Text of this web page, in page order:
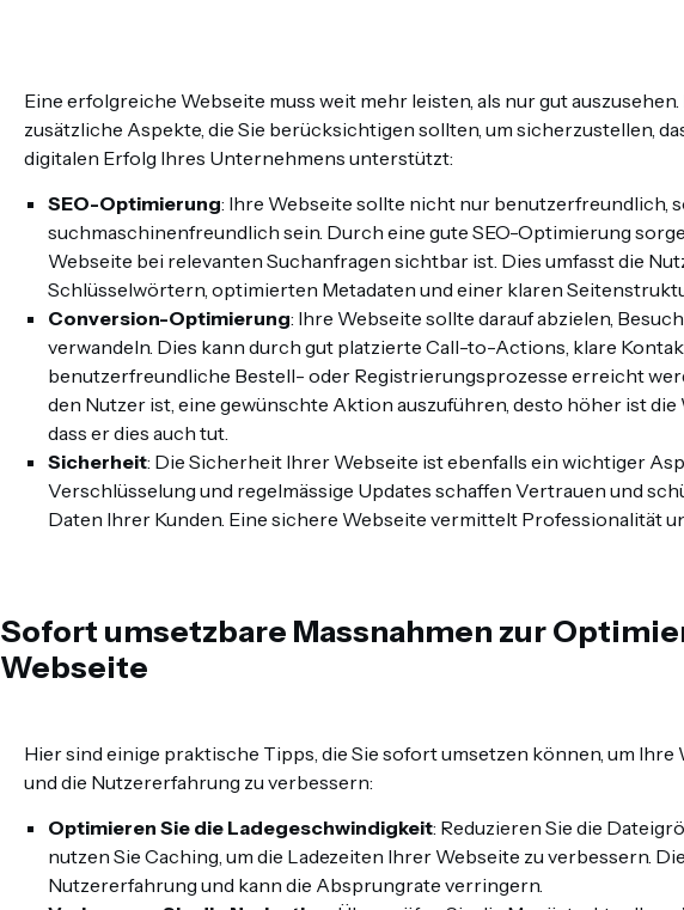
Eine erfolgreiche Webseite muss weit mehr leisten, als nur gut
zusätzliche Aspekte, die Sie berücksichtigen sollten, um sicherzustellen,
digitalen Erfolg Ihres Unternehmens unterstützt:
SEO-Optimierung: Ihre Webseite sollte nicht nur benutzerfreundlich,
suchmaschinenfreundlich sein. Durch eine gute SEO-Optimierung
Webseite bei relevanten Suchanfragen sichtbar ist. Dies umfasst die
Schlüsselwörtern, optimierten Metadaten und einer klaren
Conversion-Optimierung: Ihre Webseite sollte darauf abzielen,
verwandeln. Dies kann durch gut platzierte Call-to-Actions, klare
benutzerfreundliche Bestell- oder Registrierungsprozesse erreicht
den Nutzer ist, eine gewünschte Aktion auszuführen, desto höher ist
dass er dies auch tut.
Sicherheit: Die Sicherheit Ihrer Webseite ist ebenfalls ein wichtiger
Verschlüsselung und regelmässige Updates schaffen Vertrauen und
Daten Ihrer Kunden. Eine sichere Webseite vermittelt Professionalität
Sofort umsetzbare Massnahmen zur
Webseite
Hier sind einige praktische Tipps, die Sie sofort umsetzen können, um
und die Nutzererfahrung zu verbessern:
Optimieren Sie die Ladegeschwindigkeit: Reduzieren Sie die
nutzen Sie Caching, um die Ladezeiten Ihrer Webseite zu verbessern.
Nutzererfahrung und kann die Absprungrate verringern.